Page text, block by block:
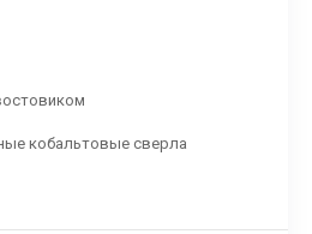
кобальтовые сверла